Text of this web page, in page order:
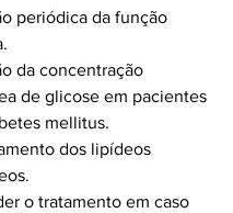
periódica da função
da concentração
de glicose em pacientes
mellitus.
dos lipídeos
o tratamento em caso